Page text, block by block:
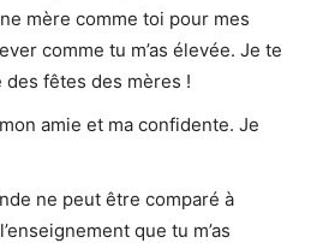
mère comme toi pour mes
comme tu m’as élevée. Je te
fêtes des mères !
amie et ma confidente. Je
ne peut être comparé à
que tu m’as